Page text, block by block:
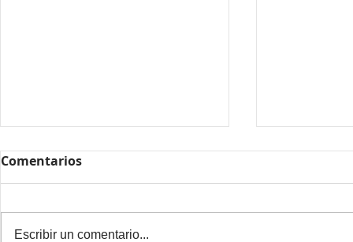
Comentarios
Escribir un comentario...